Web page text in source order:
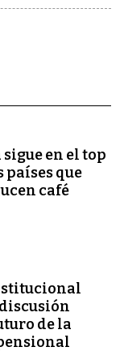
en el top
países que
café
de la